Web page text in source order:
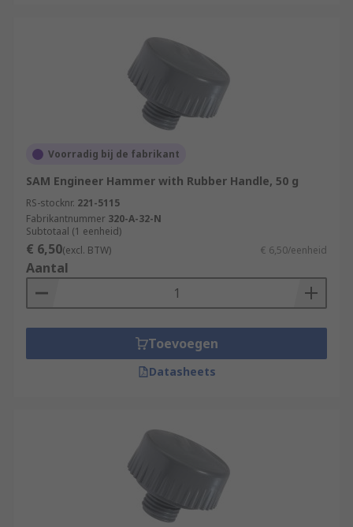
Voorradig bij de fabrikant
SAM Engineer Hammer with Rubber Handle, 50 g
RS-stocknr. 221-5115
Fabrikantnummer 320-A-32-N
Subtotaal (1 eenheid)
€ 6,50(excl. BTW) € 6,50/eenheid
Aantal
Toevoegen
Datasheets